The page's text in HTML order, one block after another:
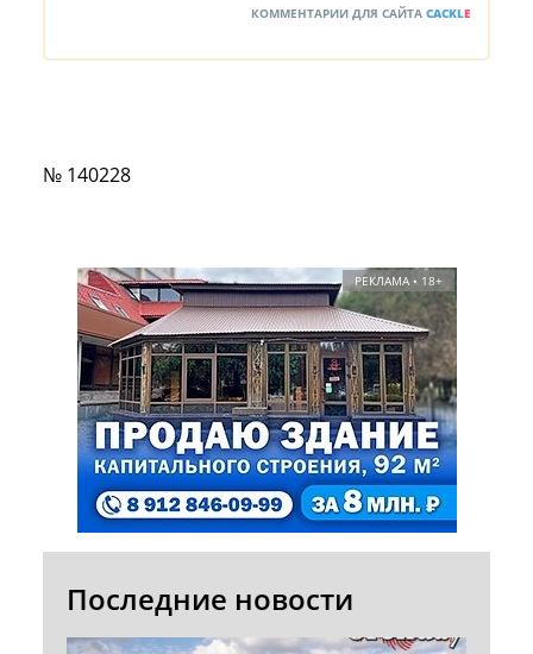
КОММЕНТАРИИ ДЛЯ САЙТА CACKLE
№ 140228
РЕКЛАМА • 18+
Последние новости